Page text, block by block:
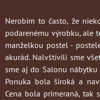
Nerobím to často, že
podarenému výrobku, ale
manželkou postel -
akurád. Nalvštívili sme
sme aj do Salonu nábytku
Ponuka bola široká a
Cena bola primeraná, tak